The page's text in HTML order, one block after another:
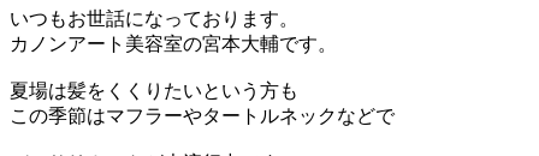
いつもお世話になっております。
カノンアート美容室の宮本大輔です。
夏場は髪をくくりたいという方も
この季節はマフラーやタートルネックなどで